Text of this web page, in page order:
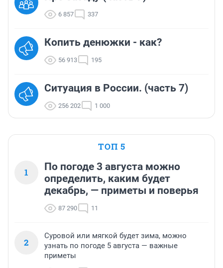
6 857 337
Копить денюжки - как?
56 913 195
Ситуация в России. (часть 7)
256 202 1 000
ТОП 5
1
По погоде 3 августа можно
определить, каким будет
декабрь, — приметы и поверья
87 290 11
2
Суровой или мягкой будет зима, можно
узнать по погоде 5 августа — важные
приметы